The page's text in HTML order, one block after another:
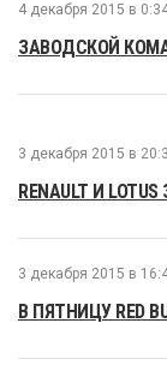
4 декабря 2015 в
ЗАВОДСКОЙ
3 декабря 2015 в
RENAULT И
3 декабря 2015 в
В ПЯТНИЦУ RED